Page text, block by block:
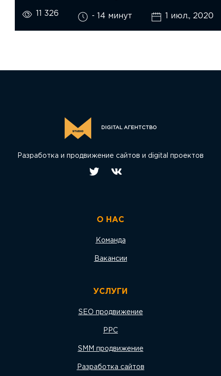
11 326 - 14 минут 1 июл., 2020
DIGITAL АГЕНТСТВО
Разработка и продвижение сайтов и digital проектов
О НАС
Команда
Вакансии
УСЛУГИ
SEO продвижение
PPC
SMM продвижение
Разработка сайтов